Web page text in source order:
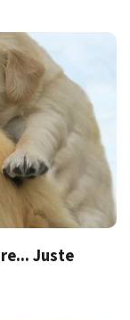
Juste